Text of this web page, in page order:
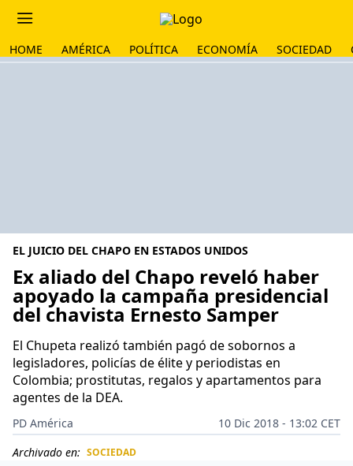
HOME AMÉRICA POLÍTICA ECONOMÍA SOCIEDAD
EL JUICIO DEL CHAPO EN ESTADOS UNIDOS
Ex aliado del Chapo reveló haber
apoyado la campaña presidencial
del chavista Ernesto Samper
El Chupeta realizó también pagó de sobornos a
legisladores, policías de élite y periodistas en
Colombia; prostitutas, regalos y apartamentos para
agentes de la DEA.
PD América
10 Dic 2018 - 13:02 CET
Archivado en: SOCIEDAD